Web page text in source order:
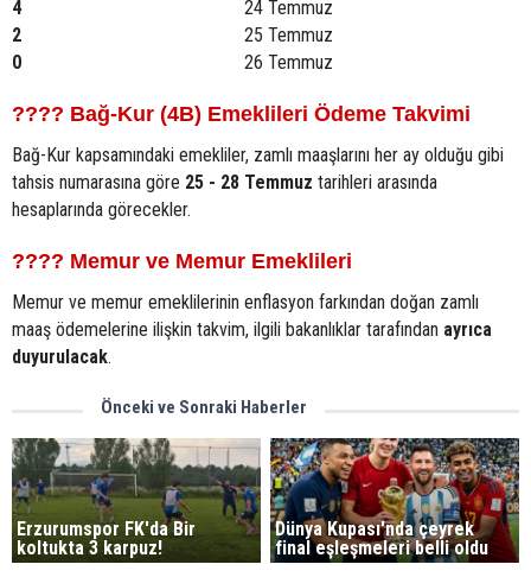
4
24 Temmuz
2
25 Temmuz
0
26 Temmuz
???? Bağ-Kur (4B) Emeklileri Ödeme Takvimi
Bağ-Kur kapsamındaki emekliler, zamlı maaşlarını her ay olduğu gibi
tahsis numarasına göre 25 - 28 Temmuz tarihleri arasında
hesaplarında görecekler.
???? Memur ve Memur Emeklileri
Memur ve memur emeklilerinin enflasyon farkından doğan zamlı
maaş ödemelerine ilişkin takvim, ilgili bakanlıklar tarafından ayrıca
duyurulacak.
Önceki ve Sonraki Haberler
Erzurumspor FK'da Bir
koltukta 3 karpuz!
Dünya Kupası'nda çeyrek
final eşleşmeleri belli oldu